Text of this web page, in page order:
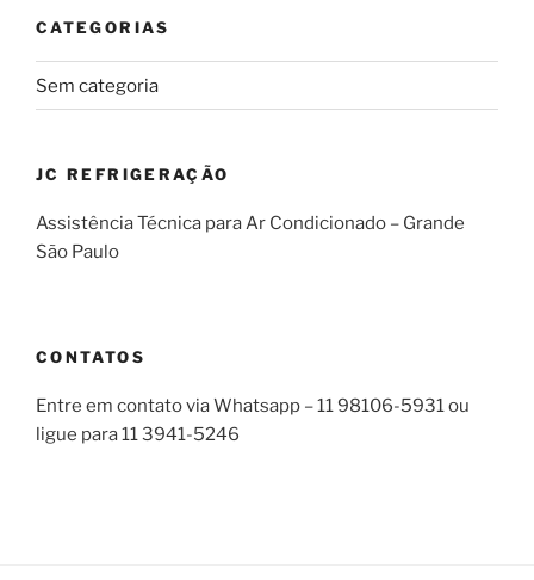
CATEGORIAS
Sem categoria
JC REFRIGERAÇÃO
Assistência Técnica para Ar Condicionado – Grande
São Paulo
CONTATOS
Entre em contato via Whatsapp – 11 98106-5931 ou
ligue para 11 3941-5246